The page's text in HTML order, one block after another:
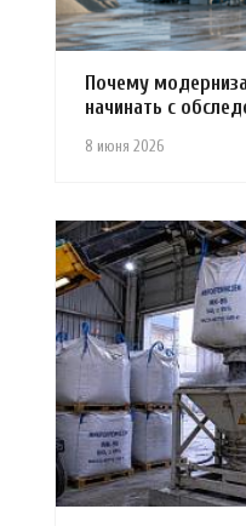
8 июня 2026
Почему
начинать с